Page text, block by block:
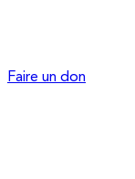
Faire un don